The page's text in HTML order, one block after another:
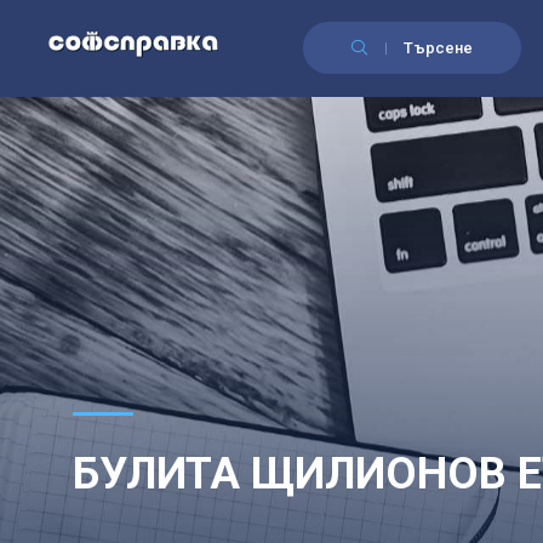
Търсене
БУЛИТА ЩИЛИОНОВ